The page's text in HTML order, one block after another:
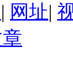
| 网址|